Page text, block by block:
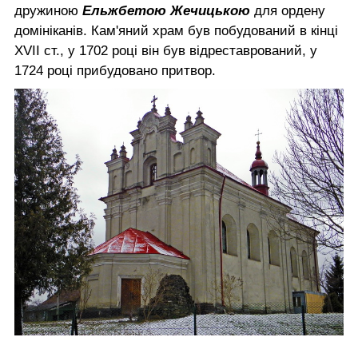
дружиною Ельжбетою Жечицькою для ордену
домініканів. Кам'яний храм був побудований в кінці
XVII ст., у 1702 році він був відреставрований, у
1724 році прибудовано притвор.